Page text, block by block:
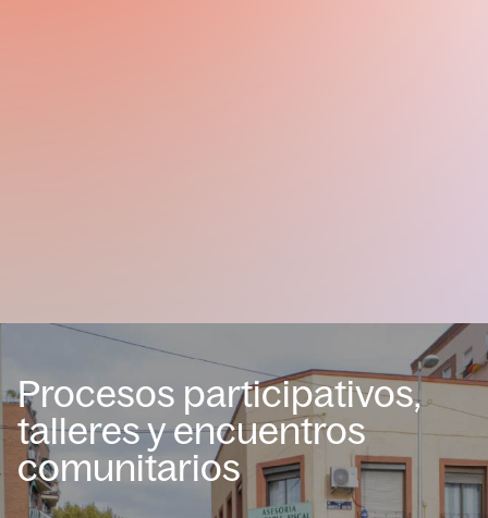
Procesos participativos,
talleres y encuentros
comunitarios